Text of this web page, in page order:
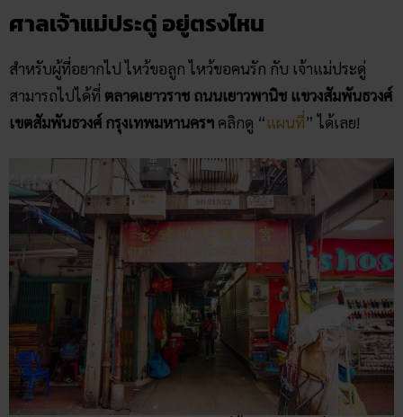
ศาลเจ้าแม่ประดู่ อยู่ตรงไหน
สำหรับผู้ที่อยากไป ไหว้ขอลูก ไหว้ขอคนรัก กับ เจ้าแม่ประดู่
สามารถไปได้ที่ ตลาดเยาวราช ถนนเยาวพานิช แขวงสัมพันธวงศ์
เขตสัมพันธวงศ์ กรุงเทพมหานครฯ คลิกดู “แผนที่” ได้เลย!